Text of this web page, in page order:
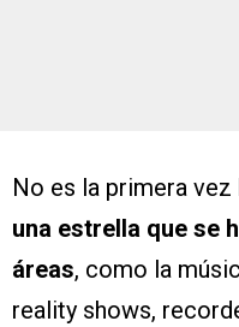
No es la primera vez
una estrella que se
áreas, como la
reality shows,